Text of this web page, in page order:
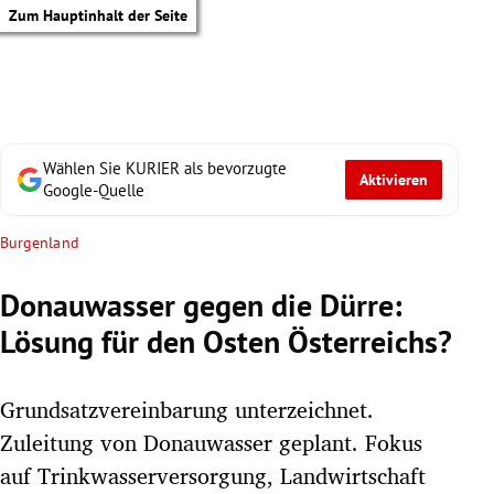
Zum Hauptinhalt der Seite
Untermenü
Wählen Sie KURIER als bevorzugte
Google-Quelle
Aktivieren
Burgenland
Donauwasser gegen die Dürre:
Lösung für den Osten Österreichs?
Grundsatzvereinbarung unterzeichnet.
Zuleitung von Donauwasser geplant. Fokus
auf Trinkwasserversorgung, Landwirtschaft